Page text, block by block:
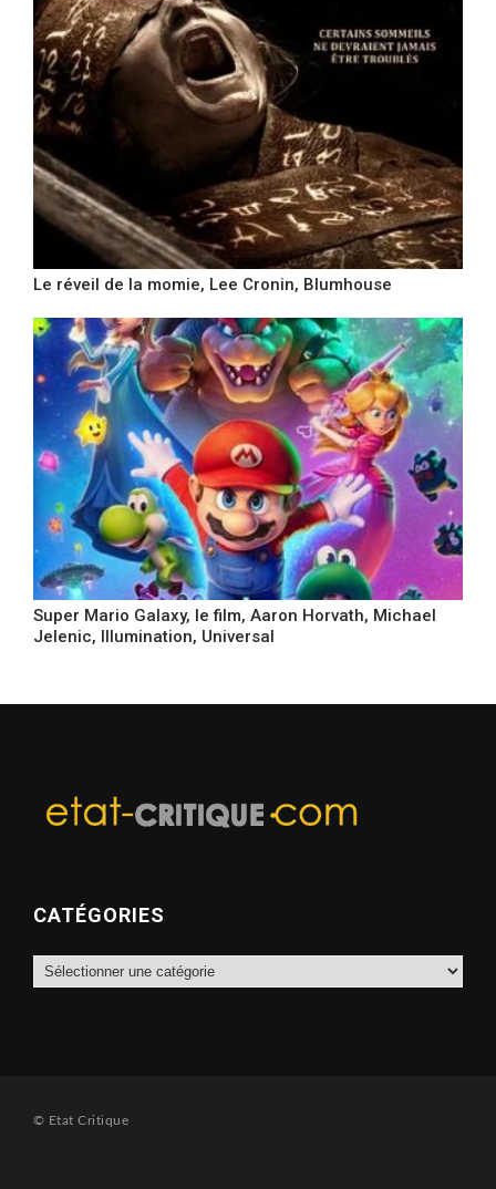
Le réveil de la momie, Lee Cronin, Blumhouse
Super Mario Galaxy, le film, Aaron Horvath, Michael
Jelenic, Illumination, Universal
CATÉGORIES
Catégories
© Etat Critique